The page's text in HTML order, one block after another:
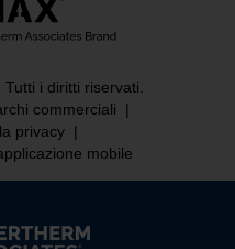
i diritti riservati.
commerciali
|
privacy |
mobile